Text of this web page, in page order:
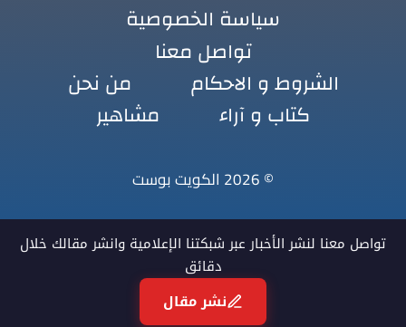
سياسة الخصوصية
تواصل معنا
الشروط و الاحكام
من نحن
كتاب و آراء
مشاهير
© 2026 الكويت بوست
تواصل معنا لنشر الأخبار عبر شبكتنا الإعلامية وانشر مقالك خلال
دقائق
نشر مقال